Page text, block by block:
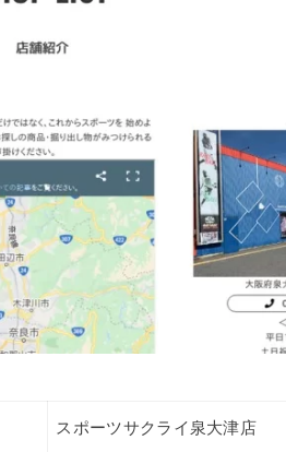
スポーツサクライ泉大津店